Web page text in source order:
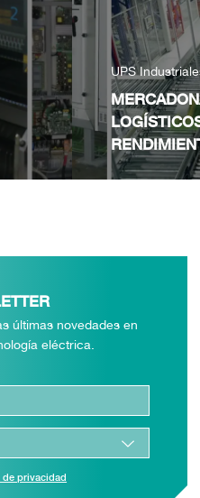
UPS
últimas novedades en
eléctrica.
privacidad